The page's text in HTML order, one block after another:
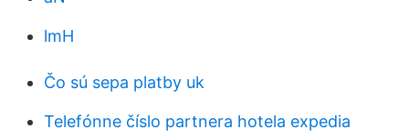
lmH
Čo sú sepa platby uk
Telefónne číslo partnera hotela expedia